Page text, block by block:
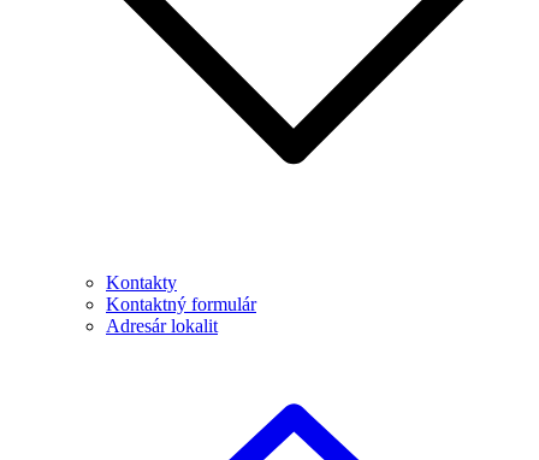
Kontakty
Kontaktný formulár
Adresár lokalit